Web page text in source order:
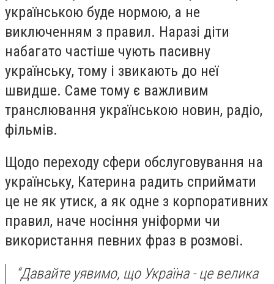
українською буде нормою, а не
виключенням з правил. Наразі діти
набагато частіше чують пасивну
українську, тому і звикають до неї
швидше. Саме тому є важливим
транслювання українською новин, радіо,
фільмів.
Щодо переходу сфери обслуговування на
українську, Катерина радить сприймати
це не як утиск, а як одне з корпоративних
правил, наче носіння уніформи чи
використання певних фраз в розмові.
“Давайте уявимо, що Україна - це велика